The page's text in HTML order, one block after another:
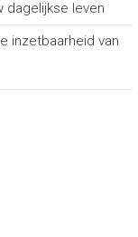
dagelijkse leven
inzetbaarheid van